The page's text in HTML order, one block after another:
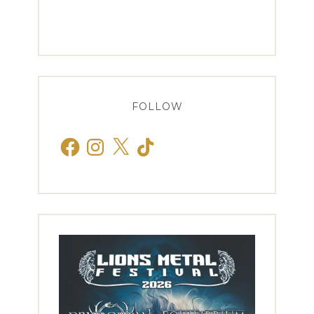
FOLLOW
FacebookInstagram
X TikTok